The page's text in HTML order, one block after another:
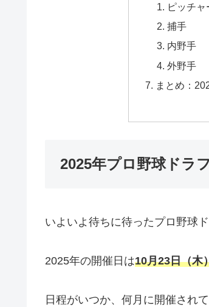
ピッチャ
捕手
内野手
外野手
まとめ：
2025年プロ野球ドラ
いよいよ待ちに待ったプロ野球
2025年の開催日は10月23日（木
日程がいつか、何月に開催され